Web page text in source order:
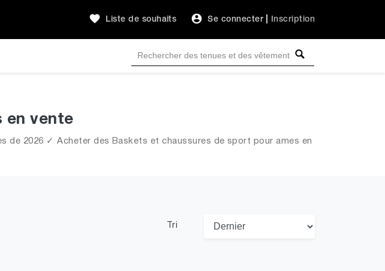
Liste de souhaits Se connecter Inscription
en vente
de 2026 ✓ Acheter des Baskets et chaussures de sport pour ames en
Tri